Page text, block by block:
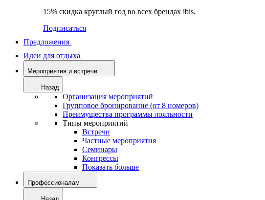
15% скидка круглый год во всех брендах ibis.
Подписаться
Предложения
Идеи для отдыха
Мероприятия и встречи
Назад
Организация мероприятий
Групповое бронирование (от 8 номеров)
Преимущества программы лояльности
Типы мероприятий
Встречи
Частные мероприятия
Семинары
Конгрессы
Показать больше
Профессионалам